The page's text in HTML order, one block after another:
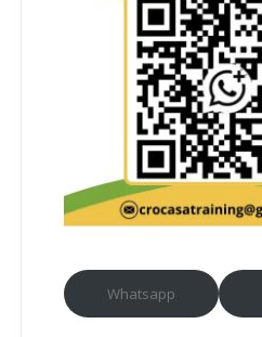
Whatsapp